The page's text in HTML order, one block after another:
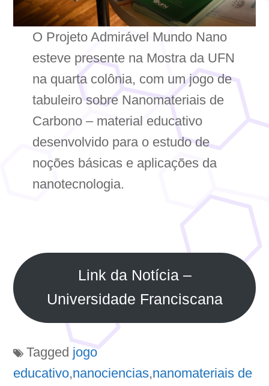
O Projeto Admirável Mundo Nano
esteve presente na Mostra da UFN
na quarta colônia, com um jogo de
tabuleiro sobre Nanomateriais de
Carbono – material educativo
desenvolvido para o estudo de
noções básicas e aplicações da
nanotecnologia.
Link da Notícia –
Universidade Franciscana
Tagged jogo
educativo,nanociencias,nanomateriais de